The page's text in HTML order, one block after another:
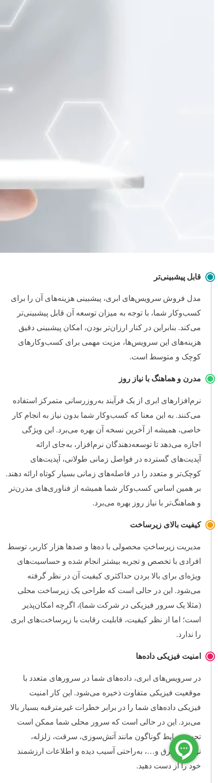
قابل پیشبینی‌تر
مدل فروش سرویس‌های ابری، پیشبینی هزینه‌های آن را برای
کسب‌وکار شما، با توجه به میزان توسعه آن قابل پیشبینی‌تر
می‌کند. بنابراین در کنار ارزان‌تر بودن، امکان پیشبینی دقیق
هزینه‌های این سرویس‌ها، مزیت مهمی برای کسب‌وکارهای
کوچک و متوسط است.
مدرن و هماهنگ با نیاز روز
نرم‌افزارهای ابری از یک فرآیند به‌روزرسانی متمرکز استفاده
می‌کنند. به این معنا که کسب‌وکار شما بدون نیاز به انجام کار
خاصی، همیشه از آخرین نسخه آن بهره می‌برد. این ویژگی
اجازه می‌دهد تا توسعه‌دهندگان نرم‌افزار، به‌جای ارائه
آپدیت‌های گسترده در فواصل زمانی طولانی، آپدیت‌های
کوچک‌تر و متعدد را در فاصله‌های زمانی بسیار کوتاه ارائه دهند.
بر همین اساس کسب‌وکار شما همیشه از فناوری‌های مدرن‌تر
و هماهنگ‌تر با نیاز روز بهره می‌برد.
کیفیت بالای زیرساخت
مدیریت زیرساختِ محصولی با ده‌ها و صدها هزار کاربر، توسط
افرادی با تخصص و تجربه بیشتر انجام شده و حساسیت‌های
ویژه‌ای برای بالا بردن حداکثری کیفیت آن در نظر گرفته
می‌شود. این در حالی است که طراحی یک زیرساخت محلی
(مثلا یک سرور فیزیکی در شرکت شما)، اگرچه امکان‌پذیر
است؛ اما از نظر کیفیت، قابلیت رقابت با زیرساخت‌های ابری
را ندارد.
امنیت فیزیکی داده‌ها
در سرویس‌های ابری، داده‌های شما در سرورهای متعدد با
موقعیت فیزیکی متفاوت ذخیره می‌شود. این کار امنیت
فیزیکی داده‌های شما را در برابر خطرات غیرمترقبه بسیار بالا
می‌برد. این در حالی است که سرور محلی شما ممکن است
تحت شرایط گوناگون مانند آتش‌سوزی، سرقت، زلزله،
نوسانات برق و…، به‌راحتی آسیب دیده و اطلاعات ارزشمند
خود را از دست دهید.